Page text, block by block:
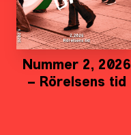
Nummer 2, 2026
– Rörelsens tid